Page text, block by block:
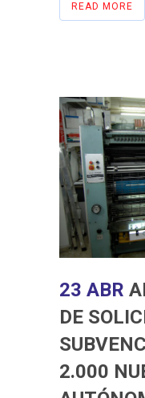
READ MORE
23 ABR
DE
2.000